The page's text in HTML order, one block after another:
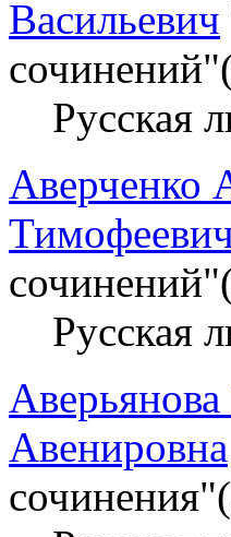
Васильевич
Русская
Аверченко
Русская
Авенировна